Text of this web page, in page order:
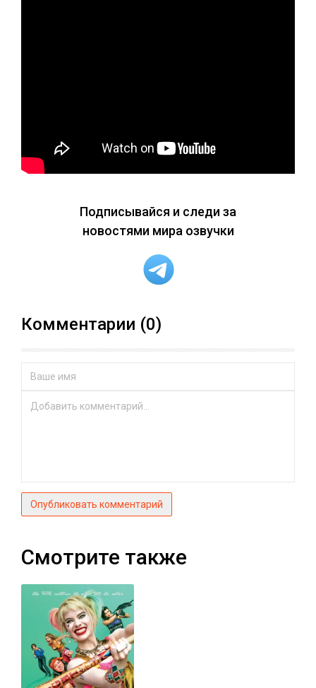
Подписывайся и следи за
новостями мира озвучки
Комментарии (0)
Опубликовать комментарий
Смотрите также